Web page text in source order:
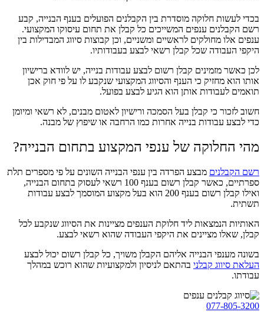
בכדי לעשות חלוקה מוסדרת בין הקבלנים הפועלים בענף הבנייה, קבע
רשם הקבלנים ענפים המשייכים כל קבלן את תחום עיסוקו המקצועי.
ענפים אלו מחולקים לראשיים ומשניים, וכן קבוצות סיווג המבדילות בין
היקפי העבודה שכל קבלן רשאי לבצע בעבודותיו.
לכן כאשר מזמינים קבלן רשום לבצע עבודות בנייה, יש לוודא ברישיון
אותו הוא מחזיק כי הענף והסיווג המקצועי שנקבע לו על פי חוק אכן
תואמים לעבודות אותן הוא הגיע לבצע בפועל.
חשוב לזכור כי קבלן בעל הסמכה ורישיון לאטום מבנים, לא רשאי ומיומן
כדי לבצע עבודות בנייה אחרות כמו הרחבה או שיפוץ של מבנה.
מהי החלוקה של ענפי המקצוע בתחום הבנייה?
רשם הקבלנים מבצע הפרדה בין ענפי הבנייה השונים על פי מספרים תלת
ספרתיים, כאשר קבלן רשום בענף 100 רשאי לעסוק בתחום הבנייה,
ואילו קבלן רשום בענף 200 הוא בעל מקצוע המוסמך לבצע עבודות
תשתית.
האותיות הנמצאות ליד חלוקת הענפים מציינות את הסיווג שנקבע לכל
קבלן, שאלו מציינים את היקפי העבודה שהוא רשאי לבצע.
בשונה מענפי הבנייה אליהם הקבלן משויך, כל קבלן רשום יכול לבצע
העלאת סיווג קבלני בהתאם לניסיון ולמקצועיות שהוא רוכש במהלך
עבודתו.
077-805-3200